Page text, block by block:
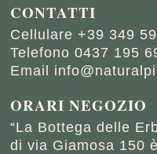
CONTATTI
Cellulare +39 349
Telefono 0437 195
Email
ORARI NEGOZIO
“La Bottega delle
di via Giamosa 150